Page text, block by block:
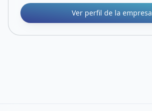
Ver perfil de la empresa